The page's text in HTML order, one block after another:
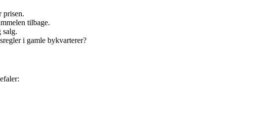
prisen.
tilbage.
salg.
i gamle bykvarterer?